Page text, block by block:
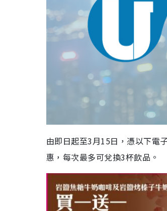
由即日起至3月15日，憑以下電
惠，每次最多可兌換3杯飲品。